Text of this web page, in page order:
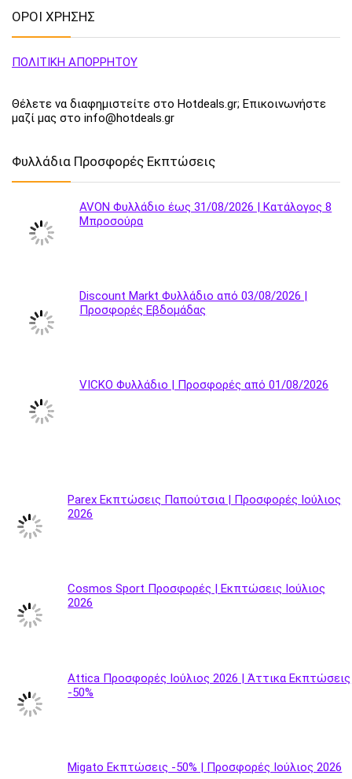
ΟΡΟΙ ΧΡΗΣΗΣ
ΠΟΛΙΤΙΚΗ ΑΠΟΡΡΗΤΟΥ
Θέλετε να διαφημιστείτε στο Hotdeals.gr; Επικοινωνήστε
μαζί μας στο info@hotdeals.gr
Φυλλάδια Προσφορές Εκπτώσεις
AVON Φυλλάδιο έως 31/08/2026 | Κατάλογος 8
Μπροσούρα
Discount Markt Φυλλάδιο από 03/08/2026 |
Προσφορές Εβδομάδας
VICKO Φυλλάδιο | Προσφορές από 01/08/2026
Parex Εκπτώσεις Παπούτσια | Προσφορές Ιούλιος
2026
Cosmos Sport Προσφορές | Εκπτώσεις Ιούλιος
2026
Attica Προσφορές Ιούλιος 2026 | Άττικα Εκπτώσεις
-50%
Migato Εκπτώσεις -50% | Προσφορές Ιούλιος 2026